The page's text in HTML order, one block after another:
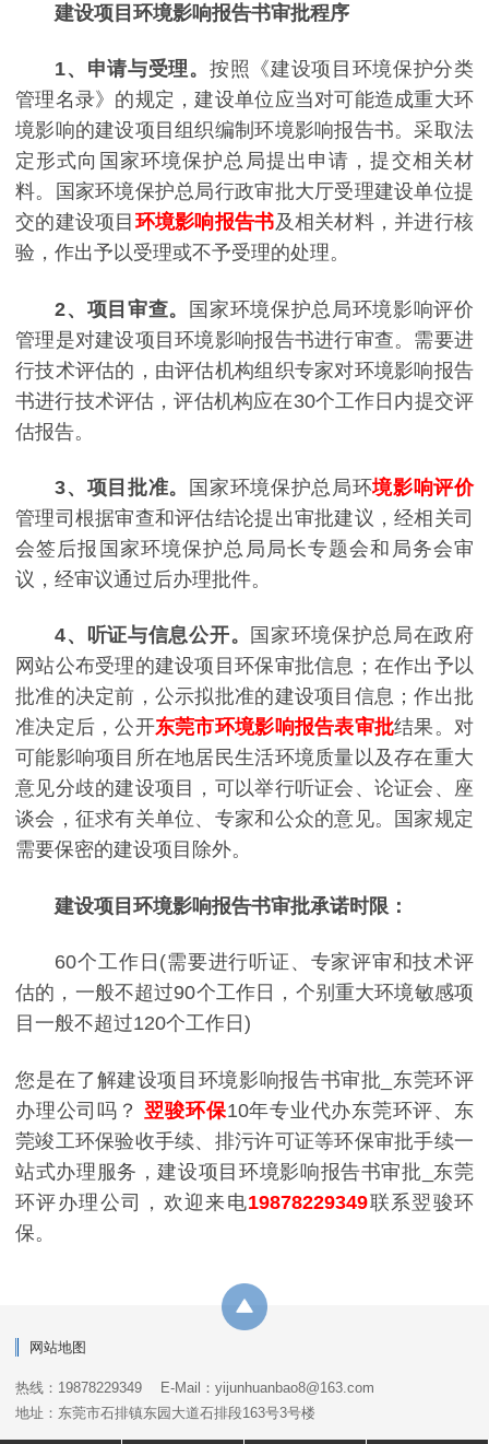
建设项目环境影响报告书审批程序
1、申请与受理。 按照《建设项目环境保护分类
管理名录》的规定，建设单位应当对可能造成重大环
境影响的建设项目组织编制环境影响报告书。采取法
定形式向国家环境保护总局提出申请，提交相关材
料。国家环境保护总局行政审批大厅受理建设单位提
交的建设项目 环境影响报告书及相关材料，并进行核
验，作出予以受理或不予受理的处理。
2、项目审查。 国家环境保护总局环境影响评价
管理是对建设项目环境影响报告书进行审查。需要进
行技术评估的，由评估机构组织专家对环境影响报告
书进行技术评估，评估机构应在30个工作日内提交评
估报告。
3、项目批准。 国家环境保护总局环境影响评价
管理司根据审查和评估结论提出审批建议，经相关司
会签后报国家环境保护总局局长专题会和局务会审
议，经审议通过后办理批件。
4、听证与信息公开。
国家环境保护总局在政府
网站公布受理的建设项目环保审批信息；在作出予以
批准的决定前，公示拟批准的建设项目信息；作出批
准决定后，公开东莞市环境影响报告表审批结果。对
可能影响项目所在地居民生活环境质量以及存在重大
意见分歧的建设项目，可以举行听证会、论证会、座
谈会，征求有关单位、专家和公众的意见。国家规定
需要保密的建设项目除外。
建设项目环境影响报告书审批承诺时限：
60个工作日(需要进行听证、专家评审和技术评
估的，一般不超过90个工作日，个别重大环境敏感项
目一般不超过120个工作日)
您是在了解建设项目环境影响报告书审批_东莞环评
办理公司吗？翌骏环保10年专业代办东莞环评、东
莞竣工环保验收手续、排污许可证等环保审批手续一
站式办理服务，建设项目环境影响报告书审批_东莞
环评办理公司，欢迎来电19878229349联系翌骏环
保。
网站地图
热线：19878229349
E-Mail：yijunhuanbao8@163.com
地址：东莞市石排镇东园大道石排段163号3号楼